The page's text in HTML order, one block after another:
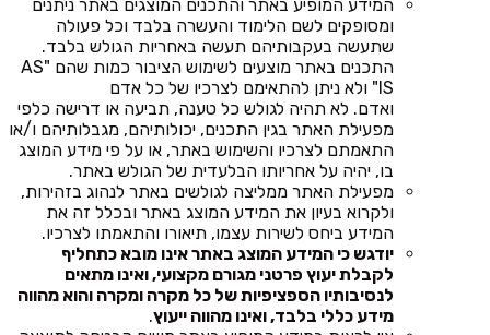
המידע המופיע באתר והתכנים המוצגים באתר ניתנים
ומסופקים לשם הלימוד והעשרה בלבד וכל פעולה
שתעשה בעקבותיהם תעשה באחריות הגולש בלבד.
התכנים באתר מוצעים לשימוש הציבור כמות שהם "AS
IS" ולא ניתן להתאימם לצרכיו של כל אדם
ואדם. לא תהיה לגולש כל טענה, תביעה או דרישה כלפי
מפעילת האתר בגין התכנים, יכולותיהם, מגבלותיהם ו/או
התאמתם לצרכיו והשימוש באתר, או על פי מידע המוצג
בו, יהיה על אחריותו הבלעדית של הגולש באתר.
מפעילת האתר ממליצה לגולשים באתר לנהוג בזהירות,
ולקרוא בעיון את המידע המוצג באתר ובכלל זה את
המידע ביחס לשירות עצמו, תיאורו והתאמתו לצרכיו.
יודגש כי המידע המוצג באתר אינו מובא כתחליף
לקבלת יעוץ פרטני מגורם מקצועי, ואינו מתאים
לנסיבותיו הספציפיות של כל מקרה ומקרה והוא מהווה
מידע כללי בלבד, ואינו מהווה ייעוץ.